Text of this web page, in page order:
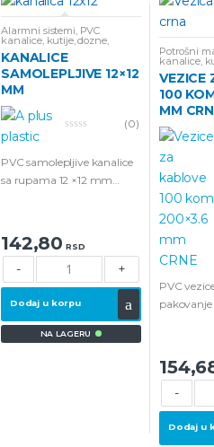
Alarmni sistemi, PVC
kanalice, kutije, dozne,
Samolepljive kanalice
KANALICE
SAMOLEPLJIVE 12×12
MM
u
o
(0)
PVC samolepljive kanalice
sa rupama 12 ×12 mm
142,80 RSD
- +
Dodaj u korpu
NA LAGERU
Potrošni
kanalice,
VEZICE
100
MM
PVC
pakovanje
-
Dodaj u